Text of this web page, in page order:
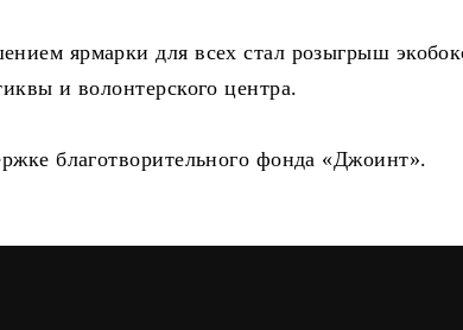
ярмарки для всех стал розыгрыш
и волонтерского центра.
благотворительного фонда «Джоинт».